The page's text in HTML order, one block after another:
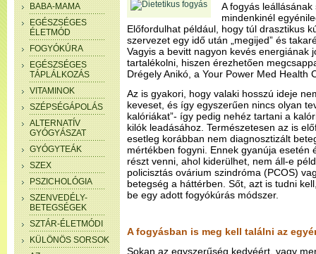
BABA-MAMA
EGÉSZSÉGES
ÉLETMÓD
FOGYÓKÚRA
EGÉSZSÉGES
TÁPLÁLKOZÁS
VITAMINOK
SZÉPSÉGÁPOLÁS
ALTERNATÍV
GYÓGYÁSZAT
GYÓGYTEÁK
SZEX
PSZICHOLÓGIA
SZENVEDÉLY-
BETEGSÉGEK
SZTÁR-ÉLETMÓDI
KÜLÖNÖS SORSOK
A fogyás
mindenkinél
Előfordulhat például, hogy túl drasztikus
szervezet egy idő után „megijed” és
Vagyis a bevitt nagyon kevés energiának
tartalékolni, hiszen érezhetően
Drégely Anikó, a Your Power Med Health
Az is gyakori, hogy valaki hosszú ideje
keveset, és így egyszerűen nincs olyan
kalóriákat”- így pedig nehéz tartani a
kilók leadásához. Természetesen az is
esetleg korábban nem diagnosztizált
mértékben fogyni. Ennek gyanúja esetén
részt venni, ahol kiderülhet, nem áll-e
policisztás ovárium szindróma (PCOS)
betegség a háttérben. Sőt, azt is tudni
be egy adott fogyókúrás módszer.
A fogyásban is meg kell találni az
Sokan az egyszerűség kedvéért, vagy